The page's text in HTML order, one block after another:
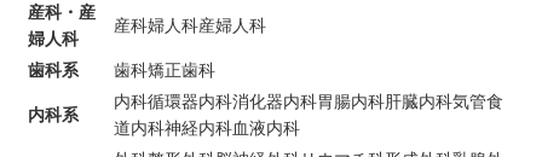
産科・産
婦人科
産科婦人科産婦人科
歯科系 歯科矯正歯科
内科系
内科循環器内科消化器内科胃腸内科肝臓内科気管食
道内科神経内科血液内科